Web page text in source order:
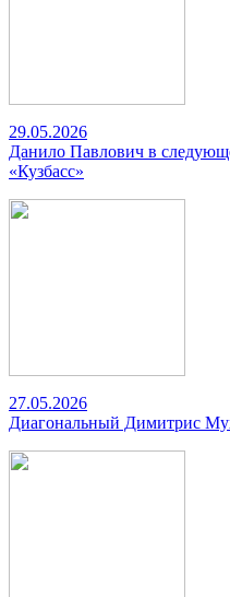
29.05.2026
Данило Павлович в
«Кузбасс»
27.05.2026
Диагональный Димитрис